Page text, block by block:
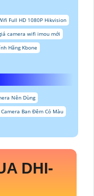
Full HD 1080P Hikvision
camera wifi imou mới
Hãng Kbone
Nên Dùng
Camera Ban Đêm Có Màu
DHI-